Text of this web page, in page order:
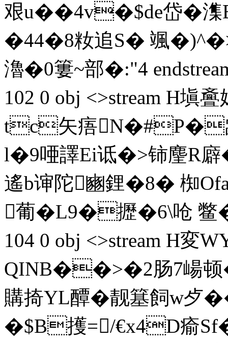
艰u��4v�$de岱�
�44�8籹追S� 颯�)^�>
瀂�0簍~部 �:"4
102 0 obj <>stream H塡斖
tc矢痦N�#P�
l�9唖譯Ei诋�>铈麈R廦
遙b谉陀豳鋰�8� 椥
葡�L9�攊�6\呛
104 0 obj <>stream H変
QINB��>�2肠7崵顿
購掎YL醰�靓簊飼w
�$B擭=/€x4D瘉